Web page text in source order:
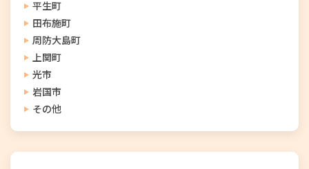
平生町
田布施町
周防大島町
上関町
光市
岩国市
その他